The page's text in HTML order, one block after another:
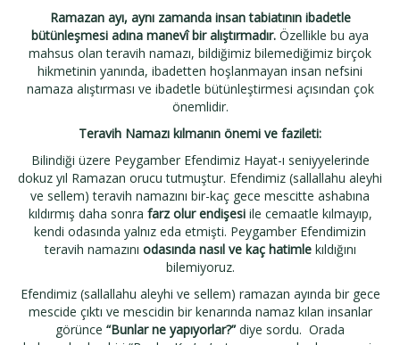
Ramazan ayı, aynı zamanda insan tabiatının ibadetle
bütünleşmesi adına manevî bir alıştırmadır. Özellikle bu aya
mahsus olan teravih namazı, bildiğimiz bilemediğimiz birçok
hikmetinin yanında, ibadetten hoşlanmayan insan nefsini
namaza alıştırması ve ibadetle bütünleştirmesi açısından çok
önemlidir.
Teravih Namazı kılmanın önemi ve fazileti:
Bilindiği üzere Peygamber Efendimiz Hayat-ı seniyyelerinde
dokuz yıl Ramazan orucu tutmuştur. Efendimiz (sallallahu aleyhi
ve sellem) teravih namazını bir-kaç gece mescitte ashabına
kıldırmış daha sonra farz olur endişesiile cemaatle kılmayıp,
kendi odasında yalnız eda etmişti. Peygamber Efendimizin
teravih namazını odasında nasıl ve kaç hatimlekıldığını
bilemiyoruz.
Efendimiz (sallallahu aleyhi ve sellem) ramazan ayında bir gece
mescide çıktı ve mescidin bir kenarında namaz kılan insanlar
görünce “Bunlar ne yapıyorlar?”diye sordu. Orada